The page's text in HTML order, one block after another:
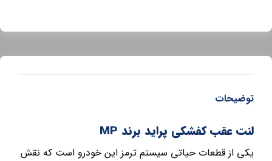
توضیحات
لنت عقب کفشکی پراید برند MP
یکی از قطعات حیاتی سیستم ترمز این خودرو است که نقش